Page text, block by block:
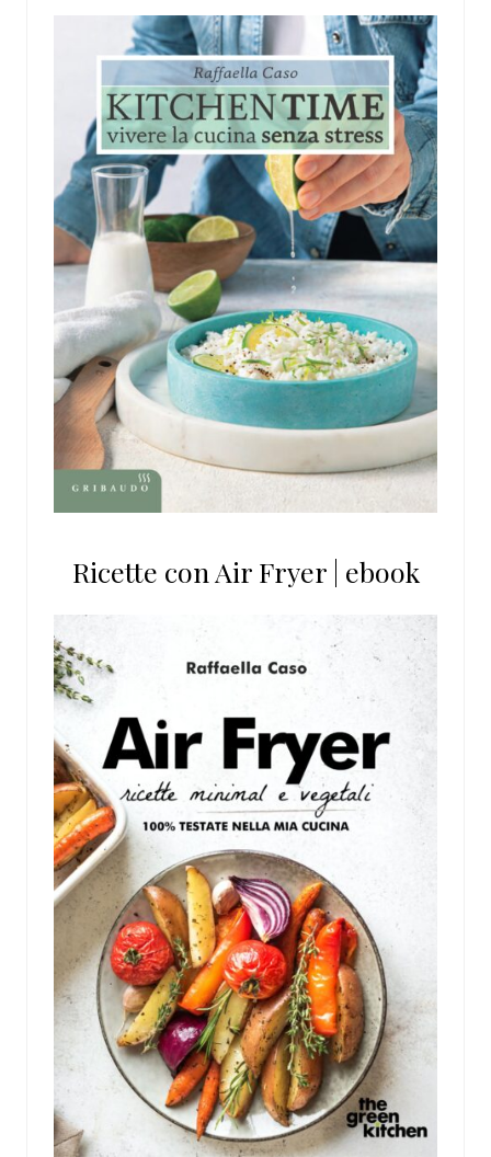
Ricette con Air Fryer | ebook